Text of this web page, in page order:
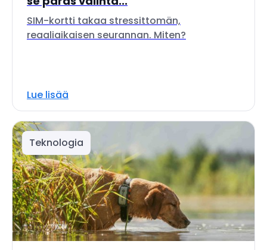
SIM-kortti takaa stressittomän,
reaaliaikaisen seurannan. Miten?
Lue lisää
Teknologia